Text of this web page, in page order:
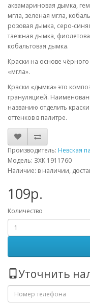
аквамариновая дымка,
мгла, зеленая мгла,
розовая дымка, серо-
таежная дымка,
кобальтовая дымка.
Краски на основе
«мгла».
Краски «дымка» это
грануляцией.
названию отделить
оттенков в палитре.
Производитель: Невская
Модель: ЗХК 1911760
Наличие: в наличии,
109р.
Количество
Уточнить